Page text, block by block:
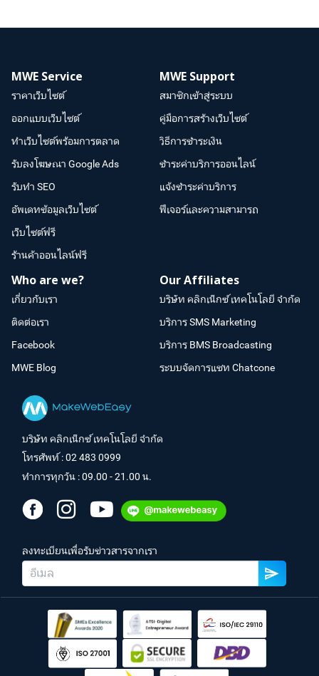
MWE Service
ราคาเว็บไซต์
ออกแบบเว็บไซต์
ทำเว็บไซต์พร้อมการตลาด
รับลงโฆษณา Google Ads
รับทำ SEO
อัพเดทข้อมูลเว็บไซต์
เว็บไซต์ฟรี
ร้านค้าออนไลน์ฟรี
MWE Support
สมาชิกเข้าสู่ระบบ
คู่มือการสร้างเว็บไซต์
วิธีการชำระเงิน
ชำระค่าบริการออนไลน์
แจ้งชำระค่าบริการ
ฟีเจอร์และความสามารถ
Who are we?
เกี่ยวกับเรา
ติดต่อเรา
Facebook
MWE Blog
Our Affiliates
บริษัท คลิกเน็กซ์ เทคโนโลยี จำกัด
บริการ SMS Marketing
บริการ BMS Broadcasting
ระบบจัดการแชท Chatcone
บริษัท คลิกเน็กซ์ เทคโนโลยี จำกัด
โทรศัพท์ :02 483 0999
ทำการทุกวัน : 09.00 - 21.00 น.
ลงทะเบียนเพื่อรับข่าวสารจากเรา